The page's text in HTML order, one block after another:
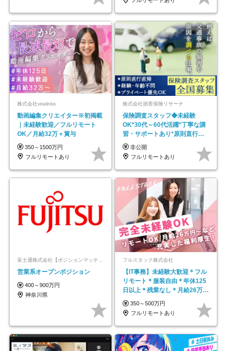
株式会社viralinks
動画編集クリエイター※初掲載
｜未経験歓迎／フルリモート
OK／月給32万＋賞与
350～1500万円
フルリモートあり
株式会社損害保険リサーチ
保険調査スタッフ◆未経験
OK*30代～60代活躍*丁寧な講
習・サポートあり*原則直行直
帰／全国募集・業務委託
非公開
フルリモートあり
富士通株式会社【ポジションマッチ登録】
営業系オープンポジション
400～900万円
神奈川県
フルスタック株式会社
【IT事務】未経験大歓迎＊フル
リモート＊服装自由＊年休125
日以上＊残業なし＊月給26万円
以上
350～500万円
フルリモートあり